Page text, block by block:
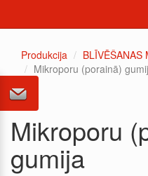
Produkcija
BLĪVĒŠANAS
Mikroporu (porainā)
Mikroporu
gumija